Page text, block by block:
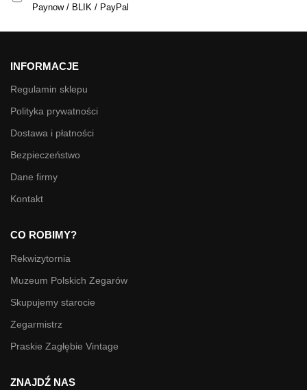
Paynow / BLIK / PayPal
INFORMACJE
Regulamin sklepu
Polityka prywatności
Dostawa i płatności
Bezpieczeństwo
Dane firmy
Kontakt
CO ROBIMY?
Rekwizytornia
Muzeum Polskich Zegarów
Skupujemy starocie
Zegarmistrz
Praskie Zagłębie Vintage
ZNAJDŹ NAS